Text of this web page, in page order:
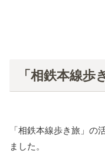
「相鉄本線
「相鉄本線歩き旅」の
ました。